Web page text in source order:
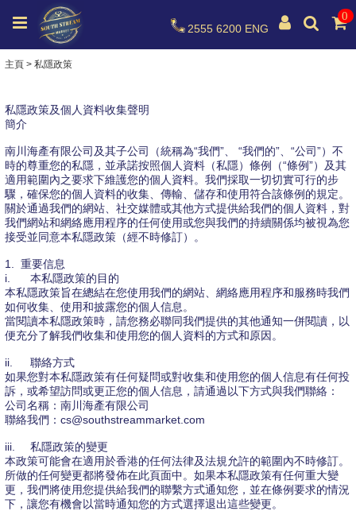
0
2555 6200 ENG
主頁 > 私隱政策
私隱政策及個人資料收集聲明
簡介
南川海產有限公司及其子公司（統稱為“我們”、 “我們的”、“公司”）不
時的尊重您的私隱，並承諾按照個人資料（私隱）條例（“條例”）及其
適用範圍內之要求下維護您的個人資料。我們採取一切切實可行的步
驟，確保您的個人資料的收集、傳輸、儲存和使用符合該條例的規定。
關於通過我們的網站、社交媒體或其他方式提供給我們的個人資料，對
我們網站和網絡應用程序的任何使用或您與我們的持續關係均被視為您
接受並同意本私隱政策（經不時修訂）。
1. 重要信息
i.
本私隱政策的目的
本私隱政策旨在總結在您使用我們的網站、網絡應用程序和服務時我們
如何收集、使用和披露您的個人信息。
當閱讀本私隱政策時，請您務必聯同我們提供的其他通知一併閱讀，以
便充分了解我們收集和使用您的個人資料的方式和原因。
ii.
聯絡方式
如果您對本私隱政策有任何疑問或對收集和使用您的個人信息有任何投
訴，或希望訪問或更正您的個人信息，請通過以下方式與我們聯絡：
公司名稱：南川海產有限公司
聯絡我們：cs@southstreammarket.com
iii.
私隱政策的變更
本政策可能會在適用於香港的任何法律及法規允許的範圍內不時修訂。
所做的任何變更都將發佈在此頁面中。如果本私隱政策有任何重大變
更，我們將使用您提供給我們的聯繫方式通知您，並在條例要求的情況
下，讓您有機會以當時通知您的方式選擇退出這些變更。